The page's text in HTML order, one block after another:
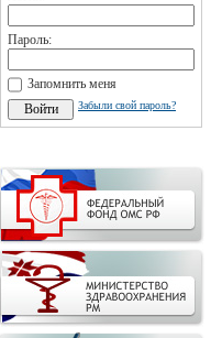
Пароль:
Запомнить меня
Забыли свой пароль?